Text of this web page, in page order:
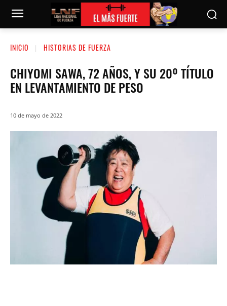
INICIO HISTORIAS DE FUERZA
CHIYOMI SAWA, 72 AÑOS, Y SU 20º TÍTULO
EN LEVANTAMIENTO DE PESO
10 de mayo de 2022